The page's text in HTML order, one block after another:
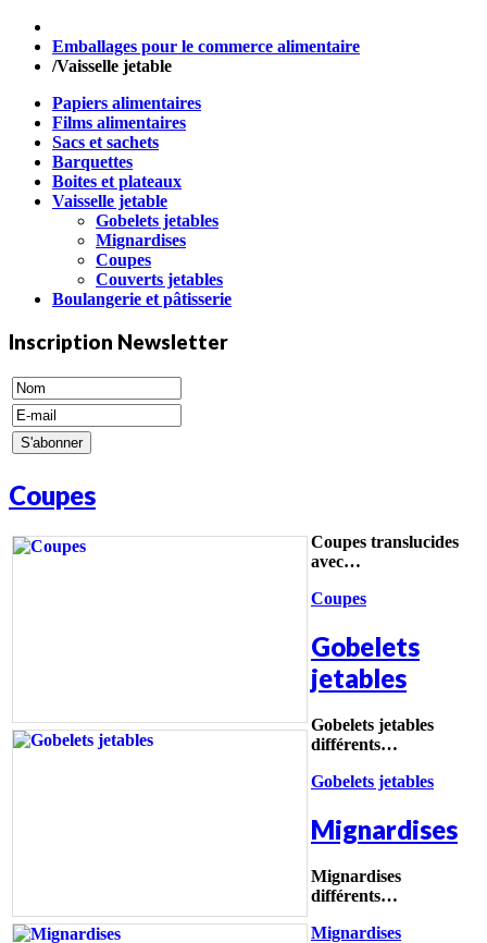
Emballages pour le commerce alimentaire
/Vaisselle jetable
Papiers alimentaires
Films alimentaires
Sacs et sachets
Barquettes
Boites et plateaux
Vaisselle jetable
Gobelets jetables
Mignardises
Coupes
Couverts jetables
Boulangerie et pâtisserie
Inscription Newsletter
Coupes
Coupes translucides
avec…
Coupes
Gobelets
jetables
Gobelets jetables
différents…
Gobelets jetables
Mignardises
Mignardises
différents…
Mignardises